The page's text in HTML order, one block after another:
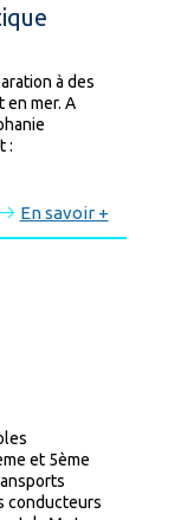
à des
mer. A
:
En savoir +
et 5ème
conducteurs